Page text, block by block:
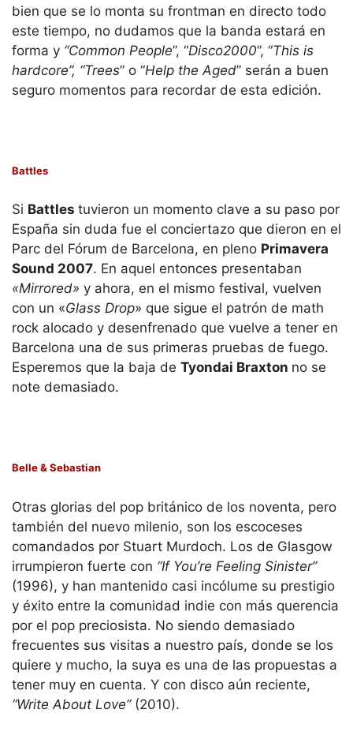
bien que se lo monta su frontman en directo todo
este tiempo, no dudamos que la banda estará en
forma y “Common People”, “Disco2000”, “This is
hardcore”, “Trees” o “Help the Aged” serán a buen
seguro momentos para recordar de esta edición.
Battles
Si Battles tuvieron un momento clave a su paso por
España sin duda fue el conciertazo que dieron en el
Parc del Fórum de Barcelona, en pleno Primavera
Sound 2007. En aquel entonces presentaban
«Mirrored» y ahora, en el mismo festival, vuelven
con un «Glass Drop» que sigue el patrón de math
rock alocado y desenfrenado que vuelve a tener en
Barcelona una de sus primeras pruebas de fuego.
Esperemos que la baja de Tyondai Braxton no se
note demasiado.
Belle & Sebastian
Otras glorias del pop británico de los noventa, pero
también del nuevo milenio, son los escoceses
comandados por Stuart Murdoch. Los de Glasgow
irrumpieron fuerte con “If You’re Feeling Sinister”
(1996), y han mantenido casi incólume su prestigio
y éxito entre la comunidad indie con más querencia
por el pop preciosista. No siendo demasiado
frecuentes sus visitas a nuestro país, donde se los
quiere y mucho, la suya es una de las propuestas a
tener muy en cuenta. Y con disco aún reciente,
“Write About Love”(2010).